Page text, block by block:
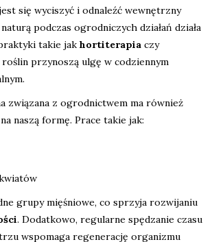
się wyciszyć i odnaleźć wewnętrzny
podczas ogrodniczych działań działa
takie jak hortiterapia czy
przynoszą ulgę w codziennym
związana z ogrodnictwem ma również
naszą formę. Prace takie jak:
grupy mięśniowe, co sprzyja rozwijaniu
. Dodatkowo, regularne spędzanie czasu
wspomaga regenerację organizmu